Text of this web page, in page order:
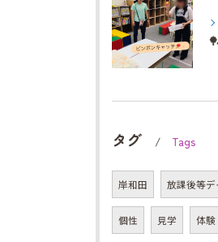
タグ Tags
岸和田 放課後等デ
個性 見学 体験